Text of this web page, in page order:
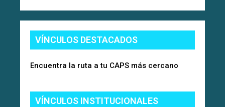
VÍNCULOS DESTACADOS
Encuentra la ruta a tu CAPS más cercano
VÍNCULOS INSTITUCIONALES